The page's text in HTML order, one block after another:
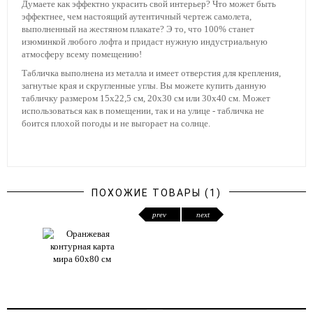
Думаете как эффектно украсить свой интерьер? Что может быть
эффектнее, чем настоящий аутентичный чертеж самолета,
выполненный на жестяном плакате? Э то, что 100% станет
изюминкой любого лофта и придаст нужную индустриальную
атмосферу всему помещению!
Табличка выполнена из металла и имеет отверстия для крепления,
загнутые края и скругленные углы. Вы можете купить данную
табличку размером 15х22,5 см, 20х30 см или 30х40 см. Может
использоваться как в помещении, так и на улице - табличка не
боится плохой погоды и не выгорает на солнце.
ПОХОЖИЕ ТОВАРЫ (1)
prev next